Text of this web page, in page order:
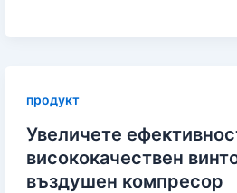
продукт
Увеличете
висококачествен
въздушен компресор